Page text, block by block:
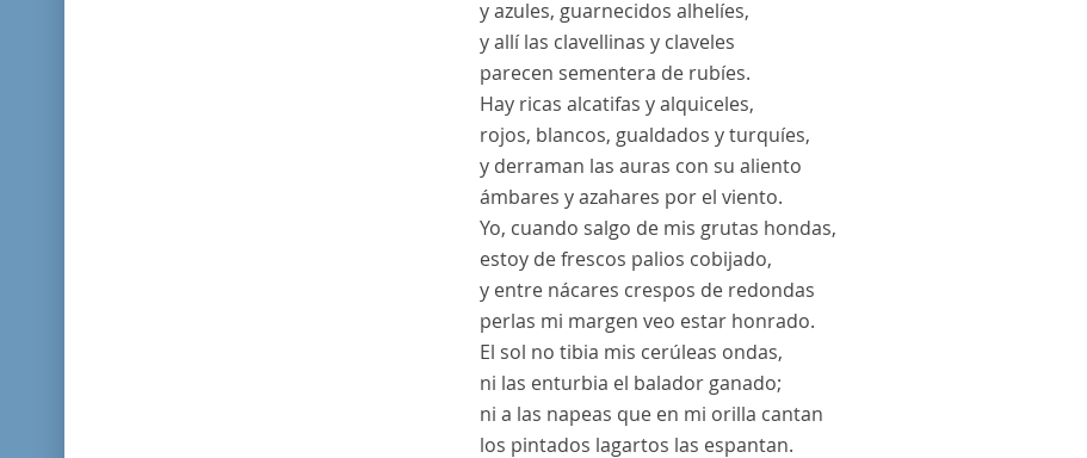
y azules, guarnecidos alhelíes,
y allí las clavellinas y claveles
parecen sementera de rubíes.
Hay ricas alcatifas y alquiceles,
rojos, blancos, gualdados y turquíes,
y derraman las auras con su aliento
ámbares y azahares por el viento.
Yo, cuando salgo de mis grutas hondas,
estoy de frescos palios cobijado,
y entre nácares crespos de redondas
perlas mi margen veo estar honrado.
El sol no tibia mis cerúleas ondas,
ni las enturbia el balador ganado;
ni a las napeas que en mi orilla cantan
los pintados lagartos las espantan.